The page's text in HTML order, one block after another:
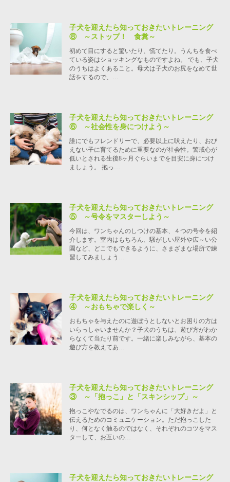
子犬を迎えたら知っておきたいトレーニング
⑧ ～ストップ！ 食糞～
初めて目にすると驚いたり、慌てたり。うんちを食べ
ている姿はショッキングなものですよね。 でも、子犬
のうちはよくあること。母犬は子犬のお尻をなめて世
話をするので、…
子犬を迎えたら知っておきたいトレーニング
⑥ ～社会性を身につけよう～
誰にでもフレンドリーで、必要以上に吠えたり、おび
えない子に育てるために重要なのが社会性。警戒心が
低いとされる生後8ヶ月ぐらいまでを目安に身につけ
ましょう。 抱っ…
子犬を迎えたら知っておきたいトレーニング
⑤ ～号令をマスターしよう～
今回は、ワンちゃんのしつけの基本、４つの号令を紹
介します。室内はもちろん、騒がしい屋外や広～い公
園など、どこでもできるように、さまざまな場所で練
習してみましょう…
子犬を迎えたら知っておきたいトレーニング
④ ～おもちゃで楽しく～
おもちゃを与えたのに遊ぼうとしないとお困りの方は
いらっしゃいませんか？子犬のうちは、遊び方がわか
らなくて当たり前です。一緒に楽しみながら、基本の
遊び方を教えてあ…
子犬を迎えたら知っておきたいトレーニング
③ ～「抱っこ」と「スキンシップ」～
抱っこやなでるのは、ワンちゃんに「大好きだよ」と
伝えるためのコミュニケーション。ただ抱っこした
り、何となく触るのではなく、それぞれのコツをマス
ターして、お互いの…
子犬を迎えたら知っておきたいトレーニング